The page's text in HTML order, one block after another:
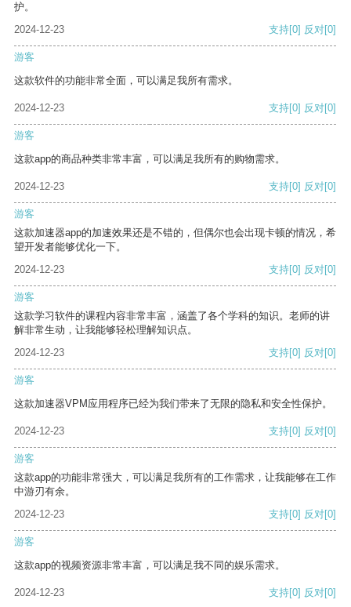
护。
2024-12-23
支持[0] 反对[0]
游客
这款软件的功能非常全面，可以满足我所有需求。
2024-12-23 支持[0] 反对[0]
游客
这款app的商品种类非常丰富，可以满足我所有的购物需求。
2024-12-23 支持[0] 反对[0]
游客
这款加速器app的加速效果还是不错的，但偶尔也会出现卡顿的情况，希
望开发者能够优化一下。
2024-12-23
支持[0] 反对[0]
游客
这款学习软件的课程内容非常丰富，涵盖了各个学科的知识。老师的讲
解非常生动，让我能够轻松理解知识点。
2024-12-23
支持[0] 反对[0]
游客
这款加速器VPM应用程序已经为我们带来了无限的隐私和安全性保护。
2024-12-23 支持[0] 反对[0]
游客
这款app的功能非常强大，可以满足我所有的工作需求，让我能够在工作
中游刃有余。
2024-12-23
支持[0] 反对[0]
游客
这款app的视频资源非常丰富，可以满足我不同的娱乐需求。
2024-12-23 支持[0] 反对[0]